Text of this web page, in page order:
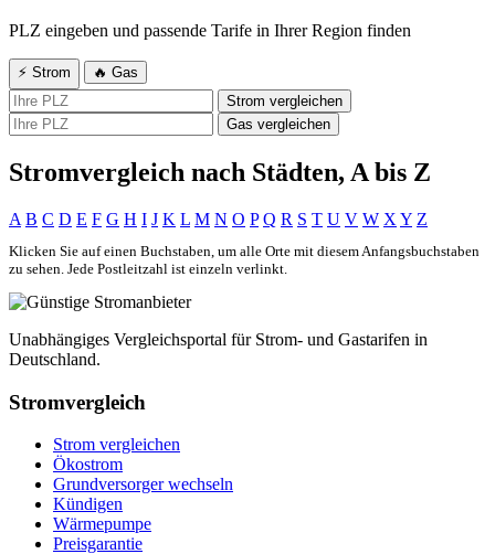
PLZ eingeben und passende Tarife in Ihrer Region finden
⚡ Strom
🔥 Gas
Strom vergleichen
Gas vergleichen
Stromvergleich nach Städten, A bis Z
A B C D E F G H I J K L M N O P Q R S T U V W X Y Z
Klicken Sie auf einen Buchstaben, um alle Orte mit diesem Anfangsbuchstaben
zu sehen. Jede Postleitzahl ist einzeln verlinkt.
Unabhängiges Vergleichsportal für Strom- und Gastarifen in
Deutschland.
Stromvergleich
Strom vergleichen
Ökostrom
Grundversorger wechseln
Kündigen
Wärmepumpe
Preisgarantie